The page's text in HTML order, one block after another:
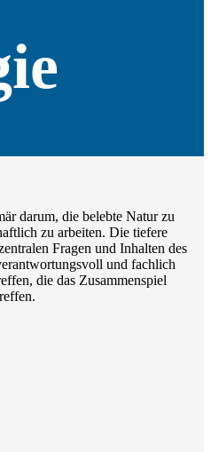
darum, die belebte Natur zu
zu arbeiten. Die tiefere
Fragen und Inhalten des
und fachlich
die das Zusammenspiel